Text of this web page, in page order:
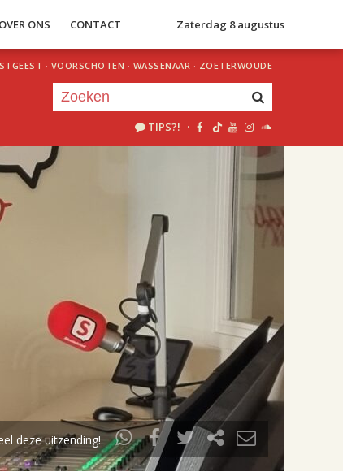
OVER ONS CONTACT Zaterdag 8 augustus
· VOORSCHOTEN · WASSENAAR · ZOETERWOUDE
TIPS?! ·
uur 1 van 2
Volgend uur
deze uitzending!